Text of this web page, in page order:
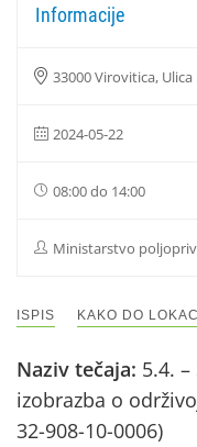
Informacije
33000 Virovitica,
2024-05-22
08:00 do 14:00
Ministarstvo
ISPIS KAKO DO
Naziv tečaja: 5.4.
izobrazba o
32-908-10-0006)